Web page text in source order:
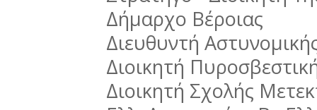
Δήμαρχο Βέροιας
Διευθυντή
Διοικητή
Διοικητή Σχολής